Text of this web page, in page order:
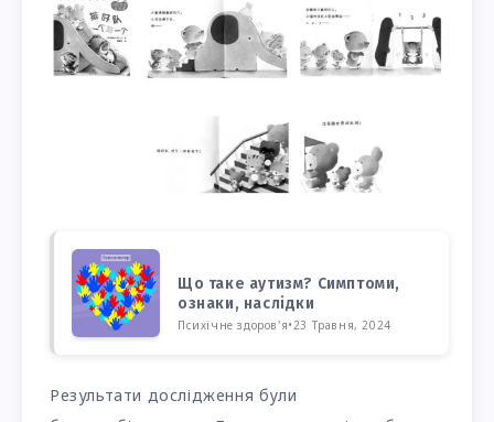
Що таке аутизм? Симптоми,
ознаки, наслідки
Психічне здоров'я• 23 Травня, 2024
Результати дослідження були